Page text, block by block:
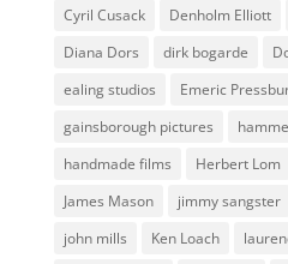
Cyril Cusack
Denholm Elliott
Diana Dors
dirk bogarde
ealing studios
Emeric
gainsborough pictures
handmade films
Herbert Lom
James Mason
jimmy sangster
john mills
Ken Loach